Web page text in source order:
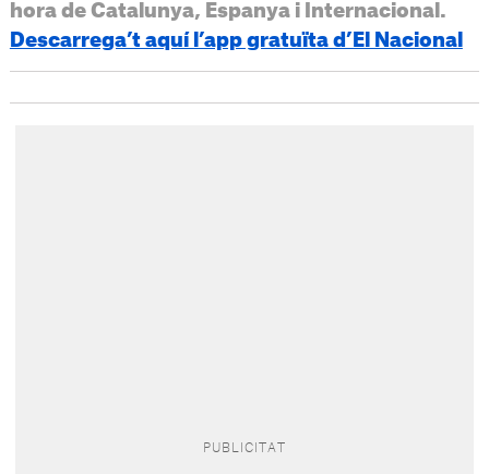
hora de Catalunya, Espanya i Internacional.
Descarrega’t aquí l’app gratuïta d’El Nacional